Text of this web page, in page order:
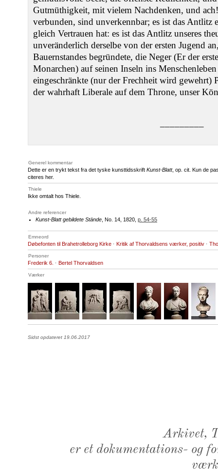
Gutmüthigkeit, mit vielem Nachdenken, und
verbunden, sind unverkennbar; es ist das Antlitz
gleich Vertrauen hat: es ist das Antlitz unseres
unveränderlich derselbe von der ersten Jugend
Bauernstandes begründete, die Neger (Er der
Monarchen) auf seinen Inseln ins
eingeschränkte (nur der Frechheit wird gewehrt)
der wahrhaft Liberale auf dem Throne, unser
–––––––––
Generel kommentar
Dette er en trykt tekst fra det tyske kunsttidsskrift Kunst-Blatt, op. cit. Kun de
citeres her.
Thiele
Ikke omtalt hos Thiele.
Andre referencer
Kunst-Blatt gebildete Stände , No. 14, 1820, p. 54-55
Emneord
Døbefonten til Brahetrolleborg Kirke · Kritik af Thorvaldsens værker, positiv ·
Personer
Frederik 6. · Bertel Thorvaldsen
Værker
Sidst opdateret 19.06.2017
Arkivet,
er et dokumentations- og